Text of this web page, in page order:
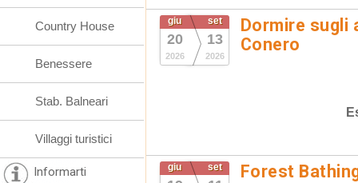
giu
20
2026
set
13
2026
Dormire sugli
Conero
giu set Forest
Country House
Benessere
Stab. Balneari
Villaggi turistici
Informarti